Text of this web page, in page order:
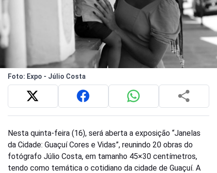
Foto: Expo - Júlio Costa
Nesta quinta-feira (16), será aberta a exposição “Janelas
da Cidade: Guaçuí Cores e Vidas”, reunindo 20 obras do
fotógrafo Júlio Costa, em tamanho 45×30 centímetros,
tendo como temática o cotidiano da cidade de Guaçuí. A